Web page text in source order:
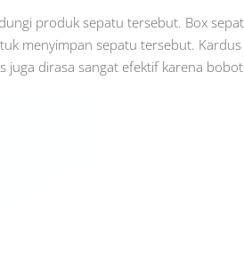
produk sepatu tersebut. Box
menyimpan sepatu tersebut. Kardus
juga dirasa sangat efektif karena